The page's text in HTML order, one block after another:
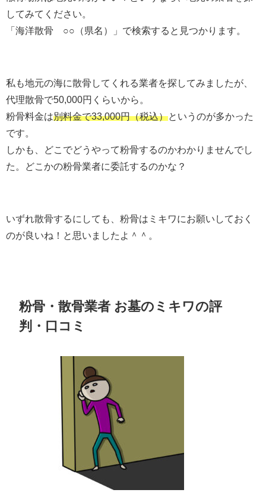
してみてください。
「海洋散骨 ○○（県名）」で検索すると見つかります。
私も地元の海に散骨してくれる業者を探してみましたが、
代理散骨で50,000円くらいから。
粉骨料金は別料金で33,000円（税込）というのが多かった
です。
しかも、どこでどうやって粉骨するのかわかりませんでし
た。どこかの粉骨業者に委託するのかな？
いずれ散骨するにしても、粉骨はミキワにお願いしておく
のが良いね！と思いましたよ＾＾。
粉骨・散骨業者 お墓のミキワの評
判・口コミ